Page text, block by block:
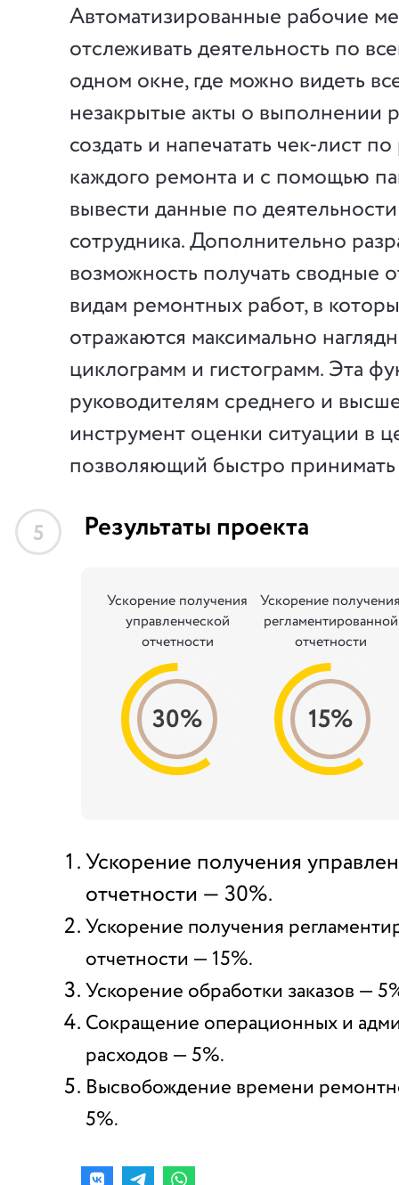
Автоматизированные рабочие
отслеживать деятельность по
одном окне, где можно видеть
незакрытые акты о выполнении
создать и напечатать чек-лист по
каждого ремонта и с помощью
вывести данные по
сотрудника. Дополнительно
возможность получать сводные
видам ремонтных работ, в
отражаются максимально
циклограмм и гистограмм. Эта
руководителям среднего и
инструмент оценки ситуации в
позволяющий быстро
5 Результаты проекта
Ускорение получения
управленческой
отчетности
30%
Ускорение
регламентированной
отчетности
15%
Ускорение получения
отчетности — 30%.
Ускорение получения
отчетности — 15%.
Ускорение обработки заказов —
Сокращение операционных и
расходов — 5%.
Высвобождение времени
5%.